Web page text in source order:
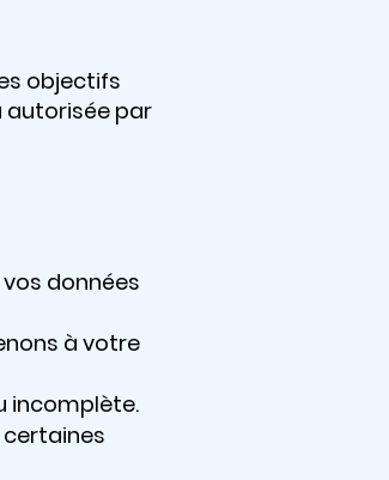
objectifs
autorisée par
données
à votre
incomplète.